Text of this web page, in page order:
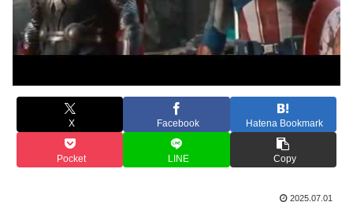
X Facebook Hatena Bookmark
Pocket LINE Copy
2025.07.01